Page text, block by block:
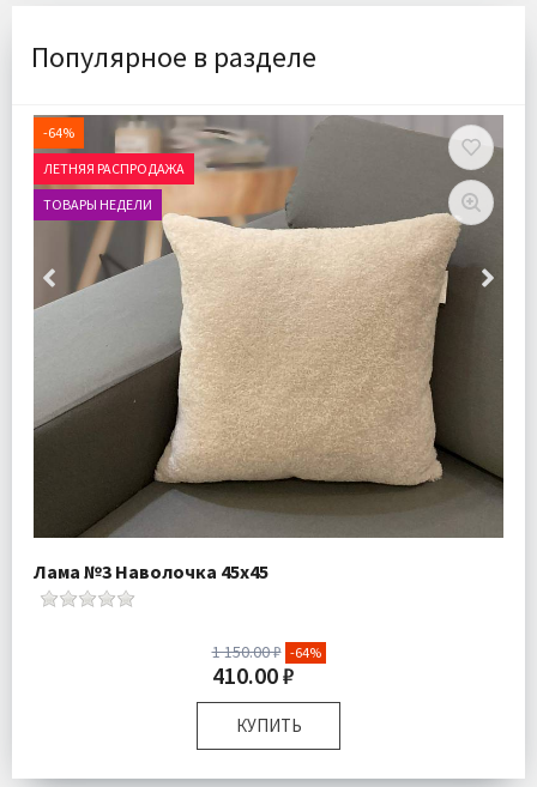
Популярное в разделе
-64%
ЛЕТНЯЯ РАСПРОДАЖА
ТОВАРЫ НЕДЕЛИ
Лама №3 Наволочка 45х45
1 150.00 ₽ -64%
410.00 ₽
КУПИТЬ
Размер: 45х45 см